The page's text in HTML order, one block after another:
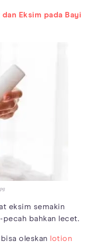
Eksim pada Bayi
eksim semakin
bahkan lecet.
oleskan
lotion